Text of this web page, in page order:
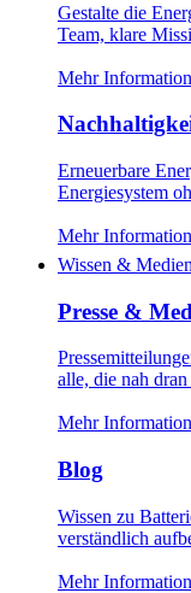
Gestalte die
Team, klare
Mehr
Erneuerbare
Energiesystem
Mehr
Wissen & Medien
Presse &
alle, die nah
Mehr
Blog
Wissen zu
verständlich
Mehr